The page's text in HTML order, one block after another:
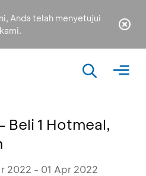
Anda telah menyetujui
Beli 1 Hotmeal,
2022 - 01 Apr 2022